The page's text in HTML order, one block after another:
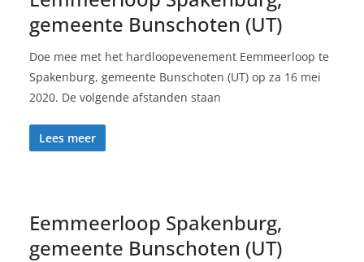
gemeente Bunschoten (UT)
Doe mee met het hardloopevenement Eemmeerloop te
Spakenburg, gemeente Bunschoten (UT) op za 16 mei
2020. De volgende afstanden staan
Lees meer
Eemmeerloop Spakenburg,
gemeente Bunschoten (UT)